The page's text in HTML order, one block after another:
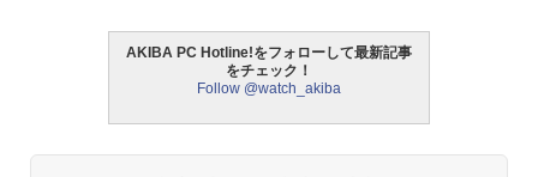
AKIBA PC Hotline!をフォローして最新記事
をチェック！
Follow @watch_akiba